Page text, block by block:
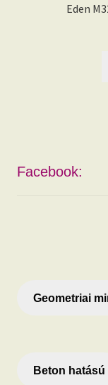
Eden
Facebook:
Geometriai
Beton hatású